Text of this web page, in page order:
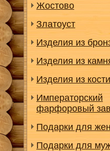
Жостово
Златоуст
Изделия из
Изделия из
Изделия из кости
Императорский
фарфоровый
Подарки для
Подарки для